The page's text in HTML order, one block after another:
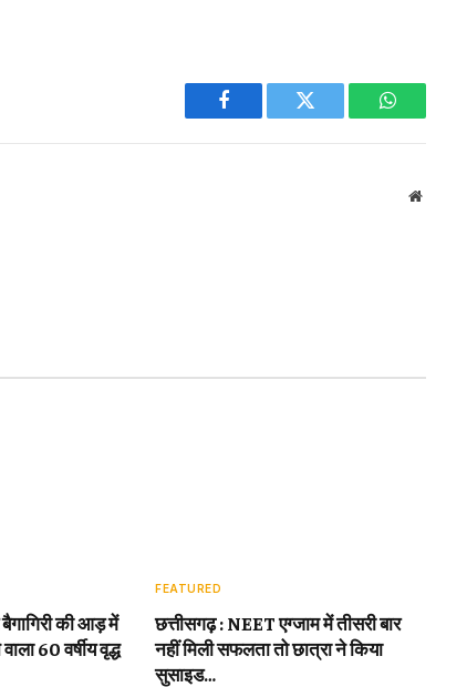
Facebook Twitter WhatsApp
Website
की आड़ में
60 वर्षीय वृद्ध
FEATURED
छत्तीसगढ़ : NEET एग्जाम में तीसरी बार
नहीं मिली सफलता तो छात्रा ने किया
सुसाइड…